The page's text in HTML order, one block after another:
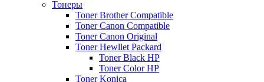
Тонеры
Toner Brother Compatible
Toner Canon Compatible
Toner Canon Original
Toner Hewllet Packard
Toner Black HP
Toner Color HP
Toner Konica